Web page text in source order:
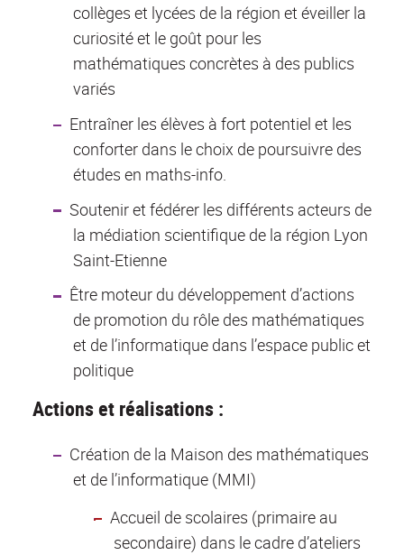
collèges et lycées de la région et éveiller la
curiosité et le goût pour les
mathématiques concrètes à des publics
variés
Entraîner les élèves à fort potentiel et les
conforter dans le choix de poursuivre des
études en maths-info.
Soutenir et fédérer les différents acteurs de
la médiation scientifique de la région Lyon
Saint-Etienne
Être moteur du développement d’actions
de promotion du rôle des mathématiques
et de l’informatique dans l’espace public et
politique
Actions et réalisations :
Création de la Maison des mathématiques
et de l’informatique (MMI)
Accueil de scolaires (primaire au
secondaire) dans le cadre d’ateliers